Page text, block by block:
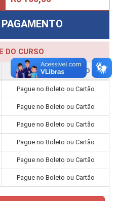
DO CURSO
FORMA PAGAMENTO
Pague no Boleto ou Cartão
Pague no Boleto ou Cartão
Pague no Boleto ou Cartão
Pague no Boleto ou Cartão
Pague no Boleto ou Cartão
Pague no Boleto ou Cartão